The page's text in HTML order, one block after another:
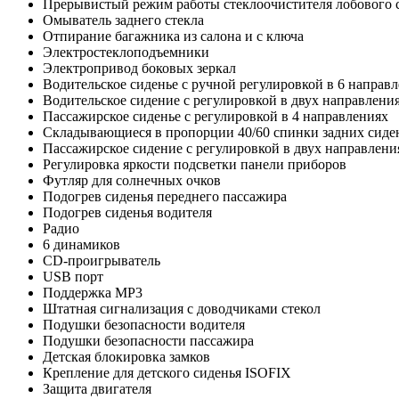
Прерывистый режим работы стеклоочистителя лобового
Омыватель заднего стекла
Отпирание багажника из салона и с ключа
Электростеклоподъемники
Электропривод боковых зеркал
Водительское сиденье с ручной регулировкой в 6
Водительское сидение с регулировкой в двух
Пассажирское сиденье с регулировкой в 4 направлениях
Складывающиеся в пропорции 40/60 спинки задних
Пассажирское сидение с регулировкой в двух
Регулировка яркости подсветки панели приборов
Футляр для солнечных очков
Подогрев сиденья переднего пассажира
Подогрев сиденья водителя
Радио
6 динамиков
CD-проигрыватель
USB порт
Поддержка MP3
Штатная сигнализация с доводчиками стекол
Подушки безопасности водителя
Подушки безопасности пассажира
Детская блокировка замков
Крепление для детского сиденья ISOFIX
Защита двигателя